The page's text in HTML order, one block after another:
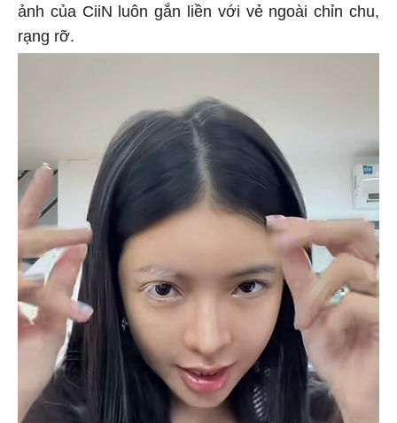
ảnh của CiiN luôn gắn liền với vẻ ngoài chỉn chu,
rạng rỡ.